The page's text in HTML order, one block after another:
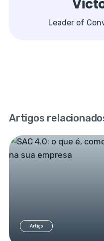
Leader of
Artigos
Artigo